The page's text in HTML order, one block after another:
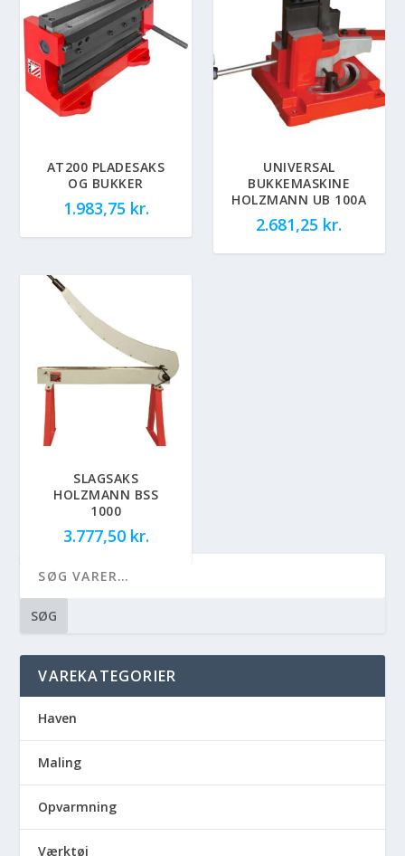
AT200 PLADESAKS
OG BUKKER
1.983,75 kr.
UNIVERSAL
BUKKEMASKINE
HOLZMANN UB 100A
2.681,25 kr.
SLAGSAKS
HOLZMANN BSS
1000
3.777,50 kr.
SØG
VAREKATEGORIER
Haven
Maling
Opvarmning
Værktøj